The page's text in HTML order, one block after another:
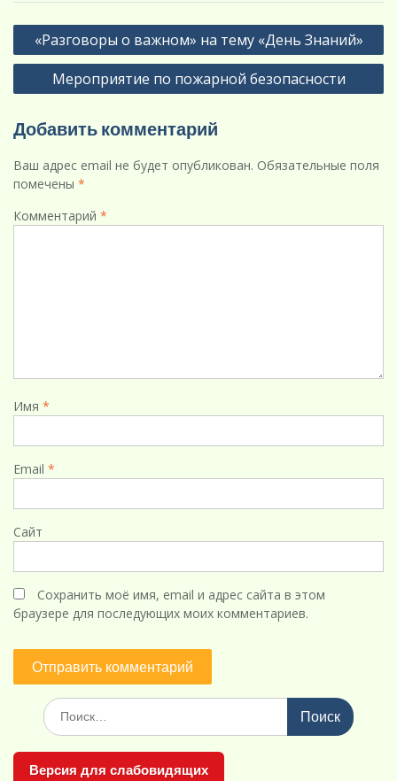
Навигация
по
записям
«Разговоры о важном» на тему «День Знаний»
Мероприятие по пожарной безопасности
Добавить комментарий
Ваш адрес email не будет опубликован. Обязательные поля
помечены *
Комментарий *
Имя *
Email *
Сайт
Сохранить моё имя, email и адрес сайта в этом
браузере для последующих моих комментариев.
Поиск
по:
Версия для слабовидящих